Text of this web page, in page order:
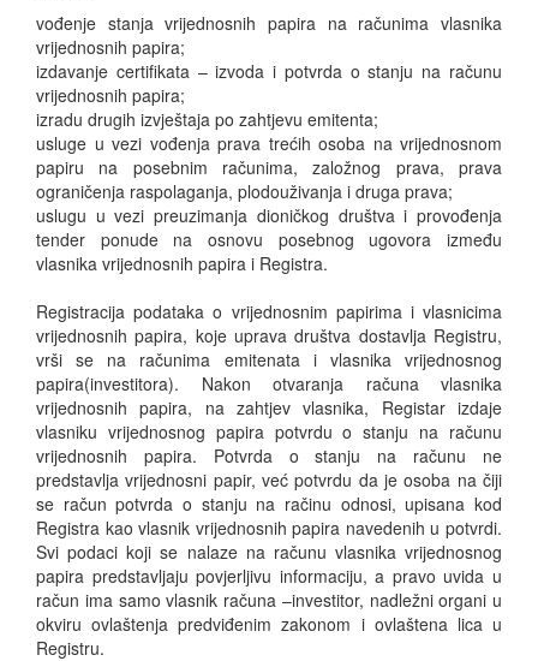
vođenje stanja vrijednosnih papira na računima vlasnika
vrijednosnih papira;
izdavanje certifikata – izvoda i potvrda o stanju na računu
vrijednosnih papira;
izradu drugih izvještaja po zahtjevu emitenta;
usluge u vezi vođenja prava trećih osoba na vrijednosnom
papiru na posebnim računima, založnog prava, prava
ograničenja raspolaganja, plodouživanja i druga prava;
uslugu u vezi preuzimanja dioničkog društva i provođenja
tender ponude na osnovu posebnog ugovora između
vlasnika vrijednosnih papira i Registra.
Registracija podataka o vrijednosnim papirima i vlasnicima
vrijednosnih papira, koje uprava društva dostavlja Registru,
vrši se na računima emitenata i vlasnika vrijednosnog
papira(investitora). Nakon otvaranja računa vlasnika
vrijednosnih papira, na zahtjev vlasnika, Registar izdaje
vlasniku vrijednosnog papira potvrdu o stanju na računu
vrijednosnih papira. Potvrda o stanju na računu ne
predstavlja vrijednosni papir, već potvrdu da je osoba na čiji
se račun potvrda o stanju na račinu odnosi, upisana kod
Registra kao vlasnik vrijednosnih papira navedenih u potvrdi.
Svi podaci koji se nalaze na računu vlasnika vrijednosnog
papira predstavljaju povjerljivu informaciju, a pravo uvida u
račun ima samo vlasnik računa –investitor, nadležni organi u
okviru ovlaštenja predviđenim zakonom i ovlaštena lica u
Registru.